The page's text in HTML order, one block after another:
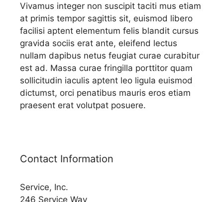
Vivamus integer non suscipit taciti mus etiam
at primis tempor sagittis sit, euismod libero
facilisi aptent elementum felis blandit cursus
gravida sociis erat ante, eleifend lectus
nullam dapibus netus feugiat curae curabitur
est ad. Massa curae fringilla porttitor quam
sollicitudin iaculis aptent leo ligula euismod
dictumst, orci penatibus mauris eros etiam
praesent erat volutpat posuere.
Contact Information
Service, Inc.
246 Service Way